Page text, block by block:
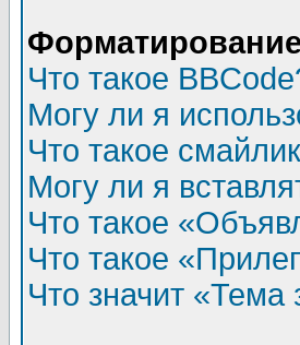
Что такое
Могу ли я
Что такое
Могу ли я
Что такое
Что такое
Что значит «Тема